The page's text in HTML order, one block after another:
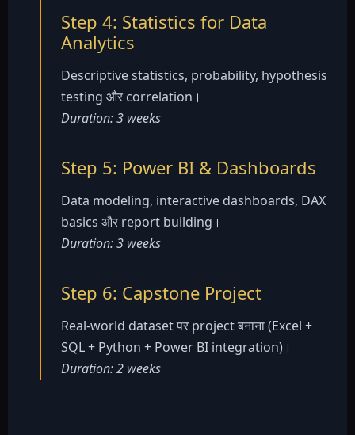
Step 4: Statistics for Data
Analytics
Descriptive statistics, probability, hypothesis
testing और correlation।
Duration: 3 weeks
Step 5: Power BI & Dashboards
Data modeling, interactive dashboards, DAX
basics और report building।
Duration: 3 weeks
Step 6: Capstone Project
Real-world dataset पर project बनाना (Excel +
SQL + Python + Power BI integration)।
Duration: 2 weeks